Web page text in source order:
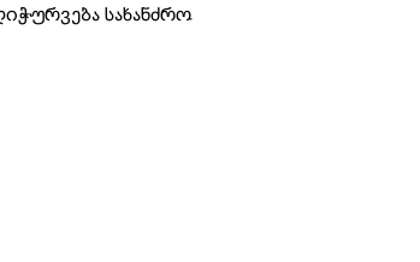
სახანძრო